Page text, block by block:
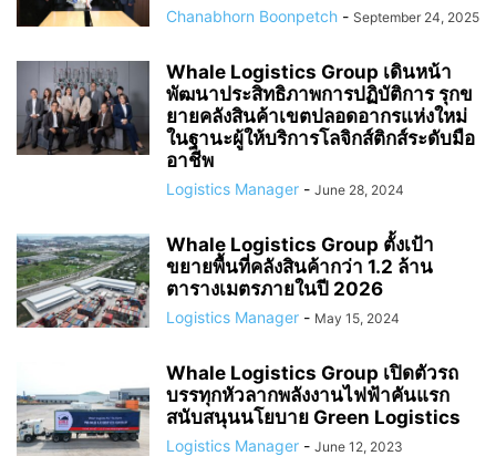
Chanabhorn Boonpetch - September 24, 2025
Whale Logistics Group เดินหน้า
พัฒนาประสิทธิภาพการปฏิบัติการ รุกข
ยายคลังสินค้าเขตปลอดอากรแห่งใหม่
ในฐานะผู้ให้บริการโลจิกส์ติกส์ระดับมือ
อาชีพ
Logistics Manager - June 28, 2024
Whale Logistics Group ตั้งเป้า
ขยายพื้นที่คลังสินค้ากว่า 1.2 ล้าน
ตารางเมตรภายในปี 2026
Logistics Manager - May 15, 2024
Whale Logistics Group เปิดตัวรถ
บรรทุกหัวลากพลังงานไฟฟ้าคันแรก
สนับสนุนนโยบาย Green Logistics
Logistics Manager - June 12, 2023